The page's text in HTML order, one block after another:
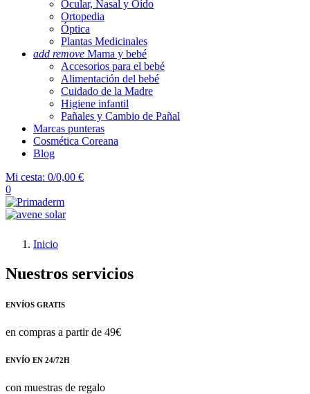
Ocular, Nasal y Oído
Ortopedia
Óptica
Plantas Medicinales
add remove Mama y bebé
Accesorios para el bebé
Alimentación del bebé
Cuidado de la Madre
Higiene infantil
Pañales y Cambio de Pañal
Marcas punteras
Cosmética Coreana
Blog
Mi cesta: 0/0,00 €
0
Inicio
Nuestros servicios
ENVÍOS GRATIS
en compras a partir de 49€
ENVÍO EN 24/72H
con muestras de regalo